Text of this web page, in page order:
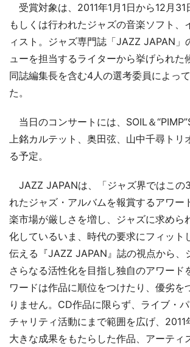
受賞対象は、2011年1月1日から12月31
もしくは行われたジャズの音楽ソフト、
ィスト。ジャズ専門誌「JAZZ JAPAN」
ューを担当するライターから挙げられた
同誌編集長を含む4人の選考委員によっ
た。
当日のコンサートには、SOIL＆
上銘カルテット、奥田弦、山中千尋トリ
る予定。
JAZZ JAPANは、「ジャズ界ではこの
れたジャズ・アルバムを報賞するアワー
楽市場が厳しさを増し、ジャズに求めら
化しているいま、時代の要求にフィット
伝える『JAZZ JAPAN』誌の視点から、
さらなる活性化を目指し独自のアワード
ワードは作品に順位をつけたり、優劣を
りません。CD作品に限らず、ライブ・パ
チャリティ活動にまで範囲を広げ、2011
大きな成果をもたらした作品、アーティ